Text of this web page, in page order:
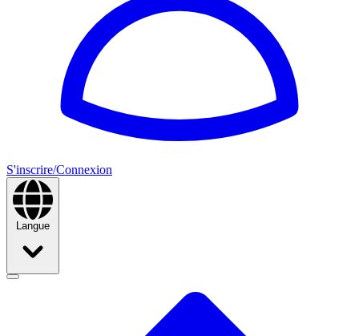
S'inscrire/Connexion
Langue